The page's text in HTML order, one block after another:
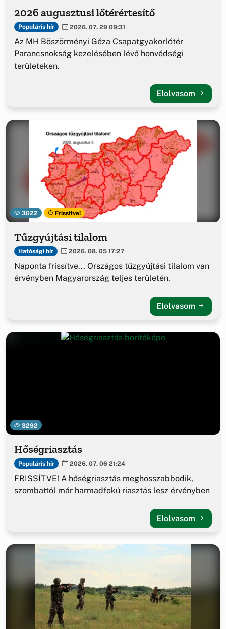
2026 augusztusi lőtérértesítő
Populáris hír 2026. 07. 29 09:31
Az MH Böszörményi Géza Csapatgyakorlótér
Parancsnokság kezelésében lévő honvédségi
területeken.
Elolvasom
3022 Frissítve!
Tűzgyújtási tilalom
Hatósági hír 2026. 08. 05 17:27
Naponta frissítve... Országos tűzgyújtási tilalom van
érvényben Magyarország teljes területén.
Elolvasom
3292
Hőségriasztás
Populáris hír 2026. 07. 06 21:24
FRISSÍTVE! A hőségriasztás meghosszabbodik,
szombattól már harmadfokú riasztás lesz érvényben
Elolvasom